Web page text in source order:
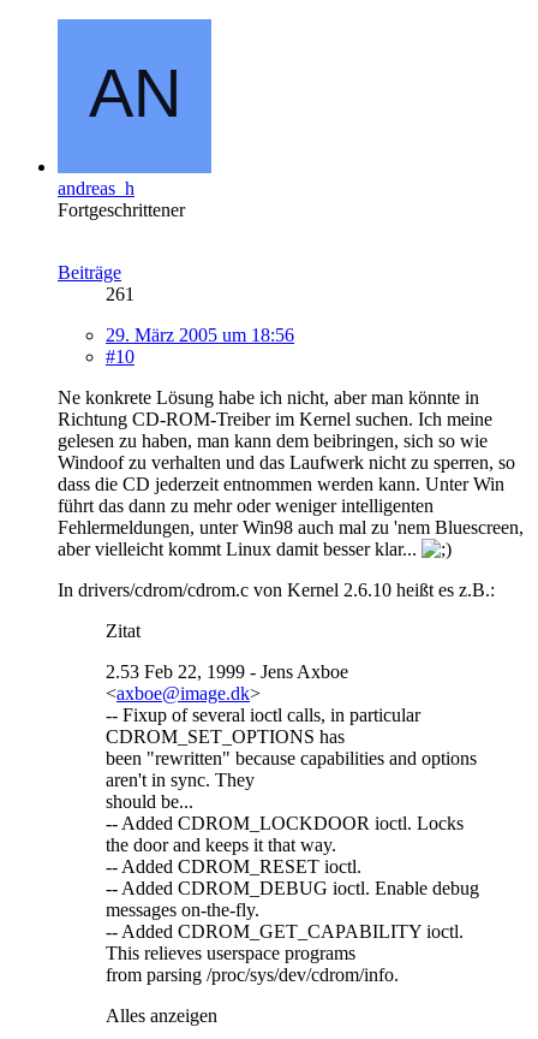
andreas_h
Fortgeschrittener
Beiträge
261
29. März 2005 um 18:56
#10
Ne konkrete Lösung habe ich nicht, aber man könnte in
Richtung CD-ROM-Treiber im Kernel suchen. Ich meine
gelesen zu haben, man kann dem beibringen, sich so wie
Windoof zu verhalten und das Laufwerk nicht zu sperren, so
dass die CD jederzeit entnommen werden kann. Unter Win
führt das dann zu mehr oder weniger intelligenten
Fehlermeldungen, unter Win98 auch mal zu 'nem Bluescreen,
aber vielleicht kommt Linux damit besser klar...
In drivers/cdrom/cdrom.c von Kernel 2.6.10 heißt es z.B.:
Zitat
2.53 Feb 22, 1999 - Jens Axboe
<axboe@image.dk>
-- Fixup of several ioctl calls, in particular
CDROM_SET_OPTIONS has
been "rewritten" because capabilities and options
aren't in sync. They
should be...
-- Added CDROM_LOCKDOOR ioctl. Locks
the door and keeps it that way.
-- Added CDROM_RESET ioctl.
-- Added CDROM_DEBUG ioctl. Enable debug
messages on-the-fly.
-- Added CDROM_GET_CAPABILITY ioctl.
This relieves userspace programs
from parsing /proc/sys/dev/cdrom/info.
Alles anzeigen